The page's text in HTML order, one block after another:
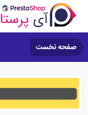
صفحه نخست